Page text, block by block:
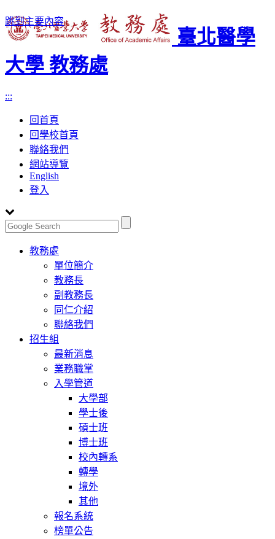
跳到主要內容
臺北醫學
大學 教務處
:::
回首頁
回學校首頁
聯絡我們
網站導覽
English
登入
Toggle
navigation
教務處
單位簡介
教務長
副教務長
同仁介紹
聯絡我們
招生組
最新消息
業務職掌
入學管道
大學部
學士後
碩士班
博士班
校內轉系
轉學
境外
其他
報名系統
榜單公告